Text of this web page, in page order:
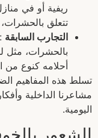
ريفية أو في
تتعلق
التجارب السابقة
بالحشرات، مثل
أحلامه كنوع من
تسلط هذه المفاهيم
مشاعرنا الداخلية
اليومية.